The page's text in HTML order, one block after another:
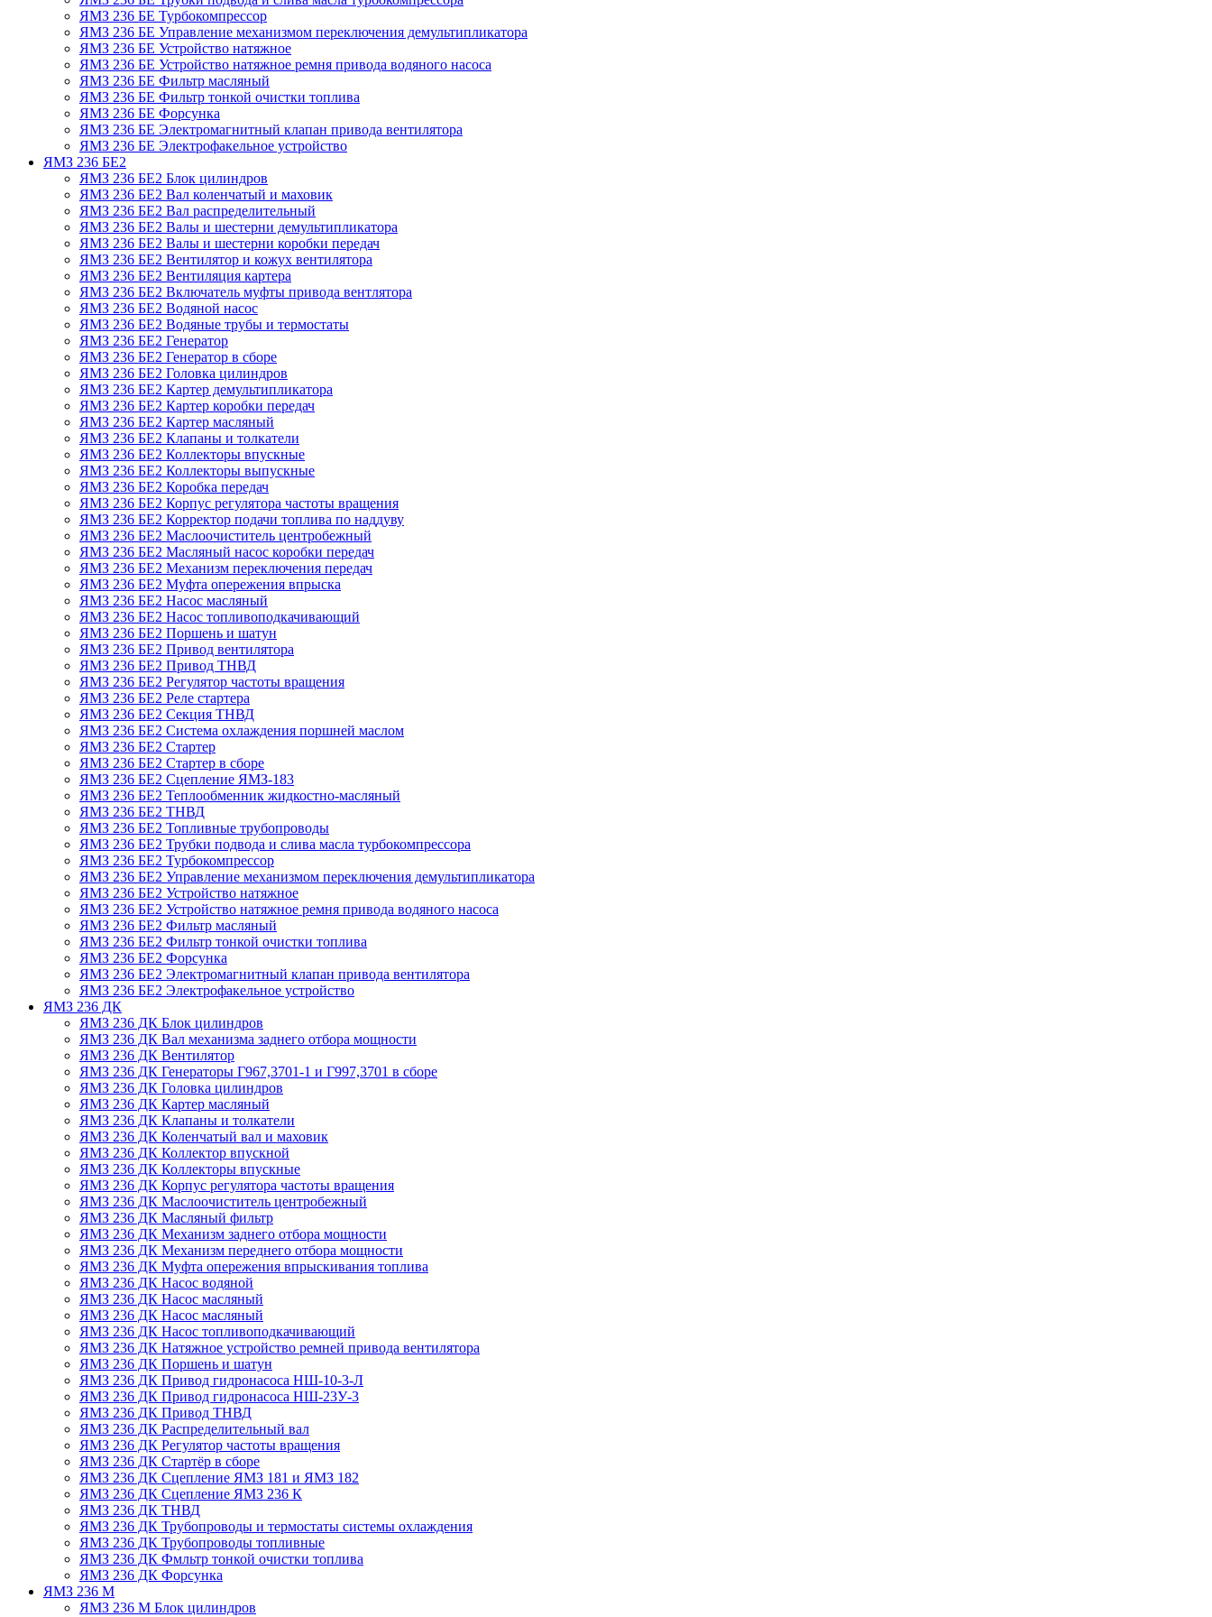
ЯМЗ 236 БЕ Турбокомпрессор
ЯМЗ 236 БЕ Управление механизмом переключения демультипликатора
ЯМЗ 236 БЕ Устройство натяжное
ЯМЗ 236 БЕ Устройство натяжное ремня привода водяного насоса
ЯМЗ 236 БЕ Фильтр масляный
ЯМЗ 236 БЕ Фильтр тонкой очистки топлива
ЯМЗ 236 БЕ Форсунка
ЯМЗ 236 БЕ Электромагнитный клапан привода вентилятора
ЯМЗ 236 БЕ Электрофакельное устройство
ЯМЗ 236 БЕ2
ЯМЗ 236 БЕ2 Блок цилиндров
ЯМЗ 236 БЕ2 Вал коленчатый и маховик
ЯМЗ 236 БЕ2 Вал распределительный
ЯМЗ 236 БЕ2 Валы и шестерни демультипликатора
ЯМЗ 236 БЕ2 Валы и шестерни коробки передач
ЯМЗ 236 БЕ2 Вентилятор и кожух вентилятора
ЯМЗ 236 БЕ2 Вентиляция картера
ЯМЗ 236 БЕ2 Включатель муфты привода вентлятора
ЯМЗ 236 БЕ2 Водяной насос
ЯМЗ 236 БЕ2 Водяные трубы и термостаты
ЯМЗ 236 БЕ2 Генератор
ЯМЗ 236 БЕ2 Генератор в сборе
ЯМЗ 236 БЕ2 Головка цилиндров
ЯМЗ 236 БЕ2 Картер демультипликатора
ЯМЗ 236 БЕ2 Картер коробки передач
ЯМЗ 236 БЕ2 Картер масляный
ЯМЗ 236 БЕ2 Клапаны и толкатели
ЯМЗ 236 БЕ2 Коллекторы впускные
ЯМЗ 236 БЕ2 Коллекторы выпускные
ЯМЗ 236 БЕ2 Коробка передач
ЯМЗ 236 БЕ2 Корпус регулятора частоты вращения
ЯМЗ 236 БЕ2 Корректор подачи топлива по наддуву
ЯМЗ 236 БЕ2 Маслоочиститель центробежный
ЯМЗ 236 БЕ2 Масляный насос коробки передач
ЯМЗ 236 БЕ2 Механизм переключения передач
ЯМЗ 236 БЕ2 Муфта опережения впрыска
ЯМЗ 236 БЕ2 Насос масляный
ЯМЗ 236 БЕ2 Насос топливоподкачивающий
ЯМЗ 236 БЕ2 Поршень и шатун
ЯМЗ 236 БЕ2 Привод вентилятора
ЯМЗ 236 БЕ2 Привод ТНВД
ЯМЗ 236 БЕ2 Регулятор частоты вращения
ЯМЗ 236 БЕ2 Реле стартера
ЯМЗ 236 БЕ2 Секция ТНВД
ЯМЗ 236 БЕ2 Система охлаждения поршней маслом
ЯМЗ 236 БЕ2 Стартер
ЯМЗ 236 БЕ2 Стартер в сборе
ЯМЗ 236 БЕ2 Сцепление ЯМЗ-183
ЯМЗ 236 БЕ2 Теплообменник жидкостно-масляный
ЯМЗ 236 БЕ2 ТНВД
ЯМЗ 236 БЕ2 Топливные трубопроводы
ЯМЗ 236 БЕ2 Трубки подвода и слива масла турбокомпрессора
ЯМЗ 236 БЕ2 Турбокомпрессор
ЯМЗ 236 БЕ2 Управление механизмом переключения демультипликатора
ЯМЗ 236 БЕ2 Устройство натяжное
ЯМЗ 236 БЕ2 Устройство натяжное ремня привода водяного насоса
ЯМЗ 236 БЕ2 Фильтр масляный
ЯМЗ 236 БЕ2 Фильтр тонкой очистки топлива
ЯМЗ 236 БЕ2 Форсунка
ЯМЗ 236 БЕ2 Электромагнитный клапан привода вентилятора
ЯМЗ 236 БЕ2 Электрофакельное устройство
ЯМЗ 236 ДК
ЯМЗ 236 ДК Блок цилиндров
ЯМЗ 236 ДК Вал механизма заднего отбора мощности
ЯМЗ 236 ДК Вентилятор
ЯМЗ 236 ДК Генераторы Г967,3701-1 и Г997,3701 в сборе
ЯМЗ 236 ДК Головка цилиндров
ЯМЗ 236 ДК Картер масляный
ЯМЗ 236 ДК Клапаны и толкатели
ЯМЗ 236 ДК Коленчатый вал и маховик
ЯМЗ 236 ДК Коллектор впускной
ЯМЗ 236 ДК Коллекторы впускные
ЯМЗ 236 ДК Корпус регулятора частоты вращения
ЯМЗ 236 ДК Маслоочиститель центробежный
ЯМЗ 236 ДК Масляный фильтр
ЯМЗ 236 ДК Механизм заднего отбора мощности
ЯМЗ 236 ДК Механизм переднего отбора мощности
ЯМЗ 236 ДК Муфта опережения впрыскивания топлива
ЯМЗ 236 ДК Насос водяной
ЯМЗ 236 ДК Насос масляный
ЯМЗ 236 ДК Насос масляный
ЯМЗ 236 ДК Насос топливоподкачивающий
ЯМЗ 236 ДК Натяжное устройство ремней привода вентилятора
ЯМЗ 236 ДК Поршень и шатун
ЯМЗ 236 ДК Привод гидронасоса НШ-10-3-Л
ЯМЗ 236 ДК Привод гидронасоса НШ-23У-3
ЯМЗ 236 ДК Привод ТНВД
ЯМЗ 236 ДК Распределительный вал
ЯМЗ 236 ДК Регулятор частоты вращения
ЯМЗ 236 ДК Стартёр в сборе
ЯМЗ 236 ДК Сцепление ЯМЗ 181 и ЯМЗ 182
ЯМЗ 236 ДК Сцепление ЯМЗ 236 К
ЯМЗ 236 ДК ТНВД
ЯМЗ 236 ДК Трубопроводы и термостаты системы охлаждения
ЯМЗ 236 ДК Трубопроводы топливные
ЯМЗ 236 ДК Фмльтр тонкой очистки топлива
ЯМЗ 236 ДК Форсунка
ЯМЗ 236 М
ЯМЗ 236 М Блок цилиндров